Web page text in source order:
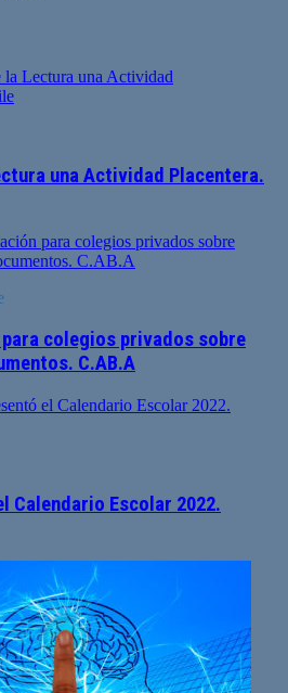
una Actividad Placentera.
colegios privados sobre
C.AB.A
Calendario Escolar 2022.